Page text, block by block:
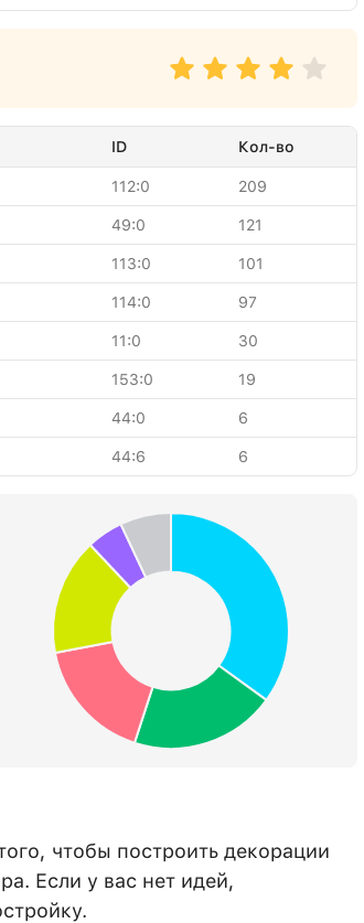
ID Кол-во
112:0 209
49:0 121
113:0 101
114:0 97
11:0 30
153:0 19
44:0 6
44:6 6
87:0 4
чтобы построить декорации
Если у вас нет идей,